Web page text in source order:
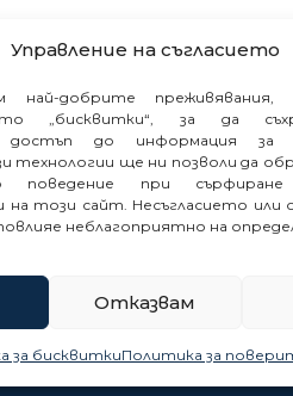
Управление на съгласието
най-добрите преживявания,
„бисквитки“, за да
достъп до информация за
технологии ще ни позволи да
поведение при сърфиране
този сайт. Несъгласието
неблагоприятно на
Отказвам
за бисквиткиПолитика за